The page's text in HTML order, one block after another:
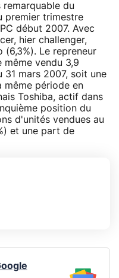
du
premier trimestre
début 2007. Avec
hier challenger,
(6,3%). Le repreneur
vendu 3,9
31 mars 2007, soit une
même période en
Toshiba, actif dans
position du
d'unités vendues au
et une part de